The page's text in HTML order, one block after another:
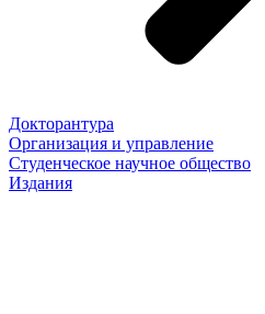
Докторантура
Организация и управление
Студенческое научное общество
Издания